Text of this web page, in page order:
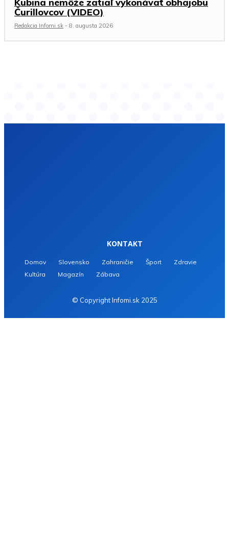
Čurillovcov (VIDEO)
Redakcia Infomi.sk - 8. augusta 2026
KONTAKT
Domov Slovensko Zahraničie Šport
Zdravie
Kultúra
Magazín Zábava
© Copyright Infomi.sk 2025